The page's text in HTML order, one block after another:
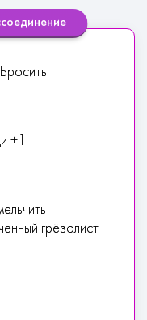
+1
грёзолист